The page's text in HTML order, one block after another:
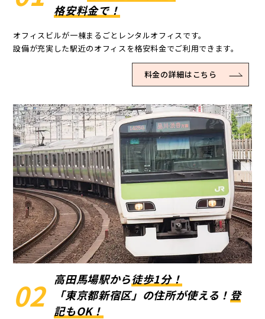
格安料金で！
オフィスビルが一棟まるごとレンタルオフィスです。
設備が充実した駅近のオフィスを格安料金でご利用できます。
料金の詳細はこちら
02 高田馬場駅から徒歩1分！
「東京都新宿区」の住所が使える！ 登
記もOK！